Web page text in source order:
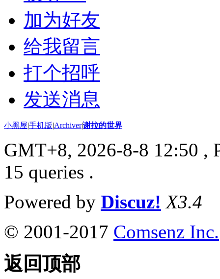
加为好友
给我留言
打个招呼
发送消息
小黑屋|手机版|Archiver|谢拉的世界
GMT+8, 2026-8-8 12:50 ,
15 queries .
Powered by Discuz! X3.4
© 2001-2017 Comsenz Inc.
返回顶部